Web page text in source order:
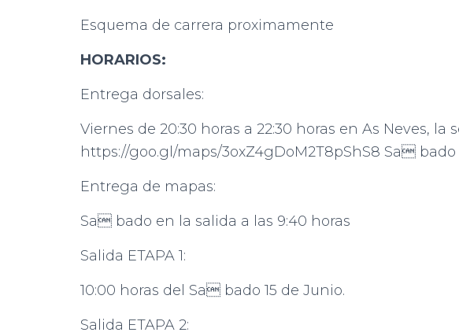
Esquema de carrera proximamente
HORARIOS:
Entrega dorsales:
Viernes de 20:30 horas a 22:30 horas en As Neves,
https://goo.gl/maps/3oxZ4gDoM2T8pShS8 Sa
Entrega de mapas:
Sa bado en la salida a las 9:40 horas
Salida ETAPA 1:
10:00 horas del Sa bado 15 de Junio.
Salida ETAPA 2: